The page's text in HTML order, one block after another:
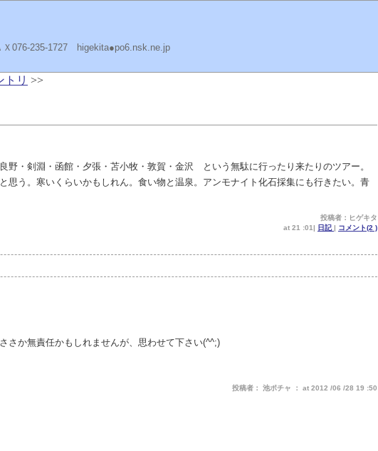
Ｘ076-235-1727 higekita●po6.nsk.ne.jp
トリ >>
野・剣淵・函館・夕張・苫小牧・敦賀・金沢 という無駄に行ったり来たりのツアー。
思う。寒いくらいかもしれん。食い物と温泉。アンモナイト化石採集にも行きたい。青
投稿者：ヒゲキタ
at 21 :01| 日記| コメント(2 )
さか無責任かもしれませんが、思わせて下さい(^^;)
投稿者： 池ポチャ ： at 2012 /06 /28 19 :50